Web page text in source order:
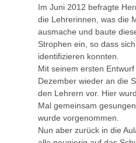
Im Juni 2012 befragte
die Lehrerinnen, was die
ausmache und baute
Strophen ein, so dass
identifizieren konnten.
Mit seinem ersten
Dezember wieder an die
den Lehrern vor. Hier
Mal gemeinsam
wurde vorgenommen.
Nun aber zurück in die